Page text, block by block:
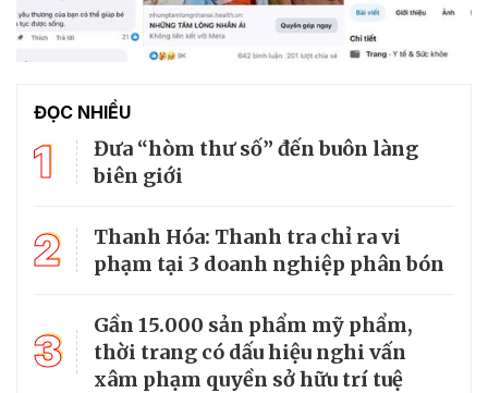
ĐỌC NHIỀU
1
Đưa “hòm thư số” đến buôn làng
biên giới
2
Thanh Hóa: Thanh tra chỉ ra vi
phạm tại 3 doanh nghiệp phân bón
3
Gần 15.000 sản phẩm mỹ phẩm,
thời trang có dấu hiệu nghi vấn
xâm phạm quyền sở hữu trí tuệ